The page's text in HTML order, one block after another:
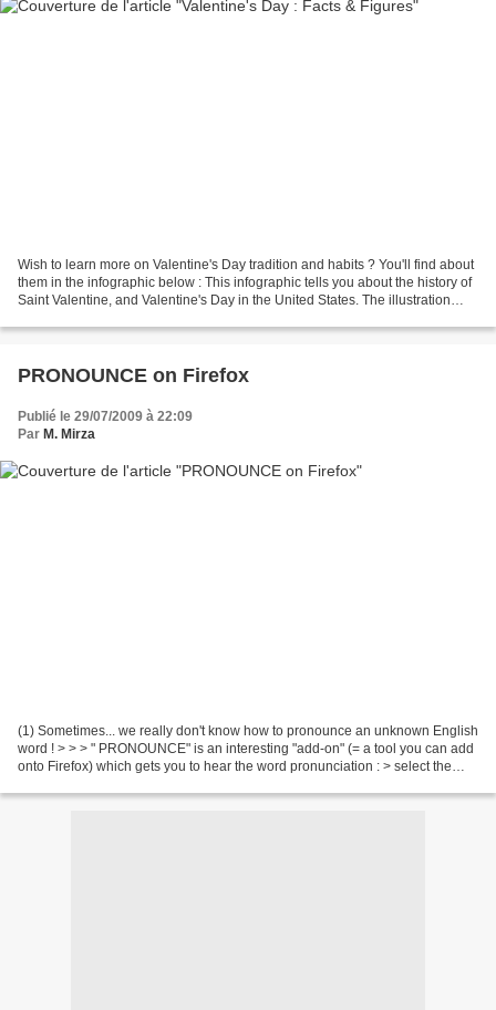
Wish to learn more on Valentine's Day tradition and habits ? You'll find about
them in the infographic below : This infographic tells you about the history of
Saint Valentine, and Valentine's Day in the United States. The illustration
PRONOUNCE on Firefox
Publié le 29/07/2009 à 22:09
Par M. Mirza
(1) Sometimes... we really don't know how to pronounce an unknown English
word ! > > > " PRONOUNCE" is an interesting "add-on" (= a tool you can add
onto Firefox) which gets you to hear the word pronunciation : > select the